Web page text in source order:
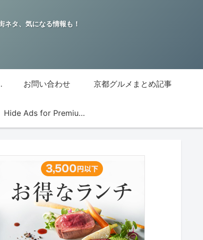
タ、気になる情報も！
メ店 お問い合わせ 京都グルメまとめ記事
Hide Ads for Premium Members